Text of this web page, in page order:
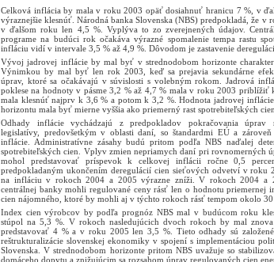
Celková inflácia by mala v roku 2003 opäť dosiahnuť hranicu 7 %, v
výraznejšie klesnúť. Národná banka Slovenska (NBS) predpokladá, že v
v ďalšom roku len 4,5 %. Vyplýva to zo zverejnených údajov.
programe na budúci rok očakáva výrazné spomalenie tempa rastu
infláciu vidí v intervale 3,5 % až 4,9 %. Dôvodom je zastavenie
Vývoj jadrovej inflácie by mal byť v strednodobom horizonte
Výnimkou by mal byť len rok 2003, keď sa prejavia sekundárne
úprav, ktoré sa očakávajú v súvislosti s volebným rokom. Jadrová
poklese na hodnoty v pásme 3,2 % až 4,7 % mala v roku 2003
mala klesnúť najprv k 3,6 % a potom k 3,2 %. Hodnota jadrovej
horizontu mala byť mierne vyššia ako priemerný rast spotrebiteľských
Odhady inflácie vychádzajú z predpokladov pokračovania úprav
legislatívy, predovšetkým v oblasti daní, so štandardmi EÚ a zároveň
inflácie. Administratívne zásahy budú pritom podľa NBS naďalej
spotrebiteľských cien. Vplyv zmien nepriamych daní pri rovnomerných
mohol predstavovať príspevok k celkovej inflácii ročne 0,5
predpokladaným ukončením deregulácií cien sieťových odvetví v roku
na infláciu v rokoch 2004 a 2005 výrazne zníži. V rokoch 2004 a
centrálnej banky mohli regulované ceny rásť len o hodnotu priemernej
cien nájomného, ktoré by mohli aj v týchto rokoch rásť tempom okolo 30
Index cien výrobcov by podľa prognóz NBS mal v budúcom roku
stúpol na 5,3 %. V rokoch nasledujúcich dvoch rokoch by mal
predstavovať 4 % a v roku 2005 len 3,5 %. Tieto odhady sú
reštrukturalizácie slovenskej ekonomiky v spojení s implementáciou
Slovenska. V strednodobom horizonte pritom NBS uvažuje so
domáceho dopytu a znižujúcim sa rozsahom úprav regulovaných cien